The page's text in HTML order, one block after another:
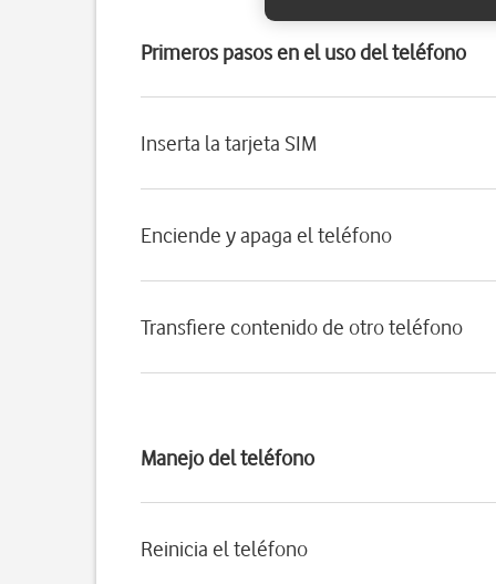
Primeros pasos en el uso del teléfono
Inserta la tarjeta SIM
Enciende y apaga el teléfono
Transfiere contenido de otro teléfono
Manejo del teléfono
Reinicia el teléfono